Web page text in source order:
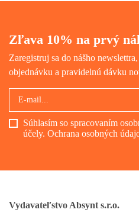
Zľava 10% na prvý
Zaregistruj sa do nášho
objednávku a pravidelnú dávku
Súhlasím so spracovaním
účely. Ochrana osobných
Vydavateľstvo Absynt s.r.o.